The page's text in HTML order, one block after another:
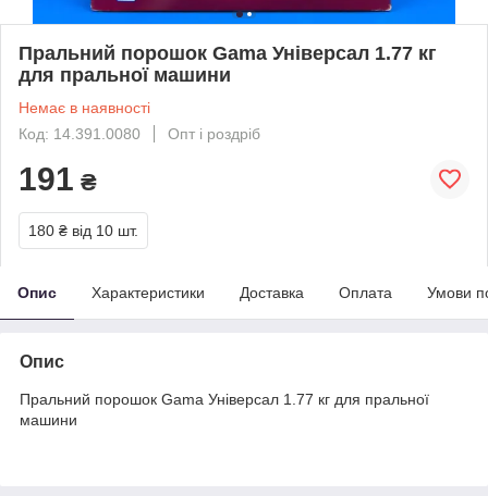
Пральний порошок Gama Універсал 1.77 кг
для пральної машини
Немає в наявності
Код: 14.391.0080
Опт і роздріб
191 ₴
180 ₴ від 10 шт.
Опис Характеристики Доставка Оплата Умови
Опис
Пральний порошок Gama Універсал 1.77 кг для пральної
машини